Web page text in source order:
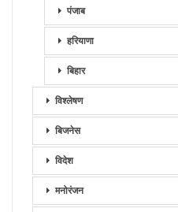
पंजाब
हरियाणा
बिहार
विश्लेषण
बिजनेस
विदेश
मनोरंजन